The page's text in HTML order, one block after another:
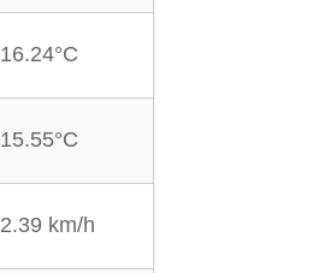
16.24°C
15.55°C
2.39 km/h